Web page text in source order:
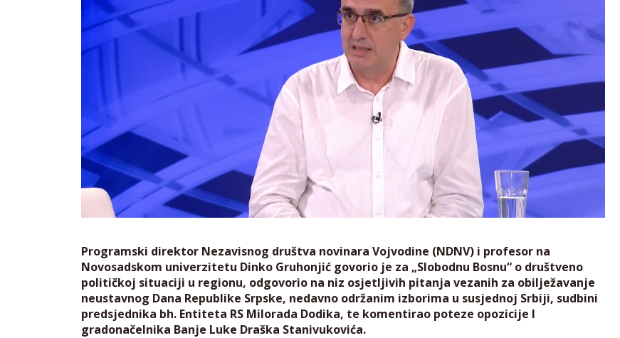
Programski direktor Nezavisnog društva novinara Vojvodine (NDNV) i profesor na
Novosadskom univerzitetu Dinko Gruhonjić govorio je za „Slobodnu Bosnu“ o društveno
političkoj situaciji u regionu, odgovorio na niz osjetljivih pitanja vezanih za obilježavanje
neustavnog Dana Republike Srpske, nedavno održanim izborima u susjednoj Srbiji, sudbini
predsjednika bh. Entiteta RS Milorada Dodika, te komentirao poteze opozicije I
gradonačelnika Banje Luke Draška Stanivukovića.